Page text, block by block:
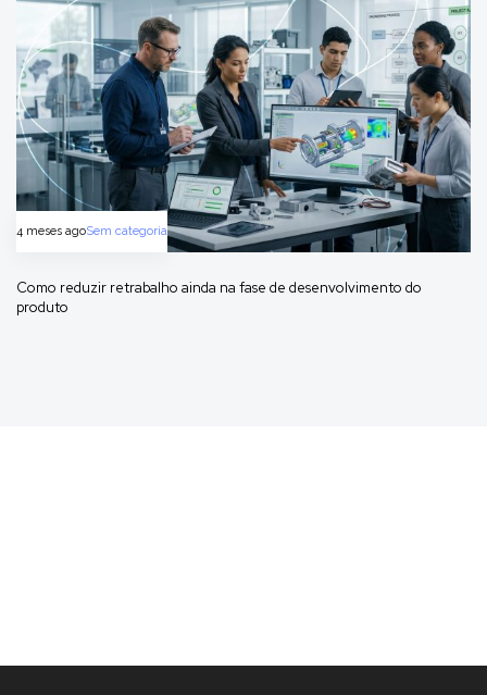
4 meses agoSem categoria
Como reduzir retrabalho ainda na fase de desenvolvimento do
produto